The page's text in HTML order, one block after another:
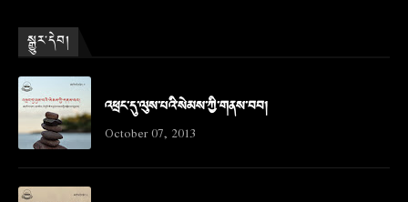
སྒྱུར་དེབ།
འཕྲང་དུ་ལུས་པའི་སེམས་ཀྱི་གནས་བབ།
October 07, 2013